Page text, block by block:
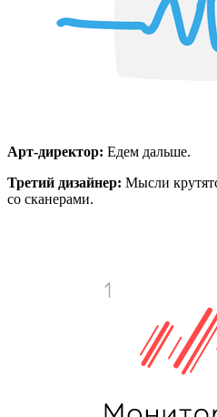
Арт-директор: Едем дальше.
Третий дизайнер: Мысли
со сканерами.